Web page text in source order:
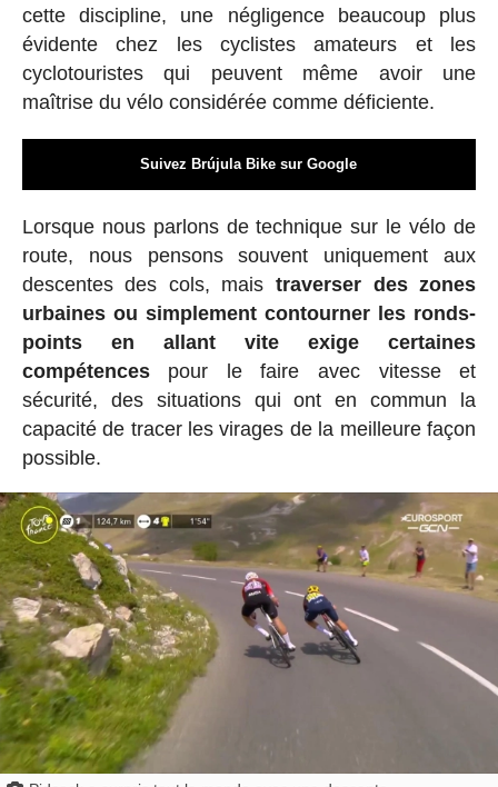
cette discipline, une négligence beaucoup plus
évidente chez les cyclistes amateurs et les
cyclotouristes qui peuvent même avoir une
maîtrise du vélo considérée comme déficiente.
Suivez Brújula Bike sur Google
Lorsque nous parlons de technique sur le vélo de
route, nous pensons souvent uniquement aux
descentes des cols, maistraverser des zones
urbaines ou simplement contourner les ronds-
points en allant vite exige certaines
compétences pour le faire avec vitesse et
sécurité, des situations qui ont en commun la
capacité de tracer les virages de la meilleure façon
possible.